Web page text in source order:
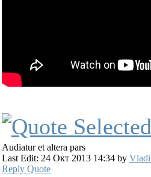
Audiatur et altera pars
Last Edit: 24 Окт 2013 14:34 by
Reply Quote